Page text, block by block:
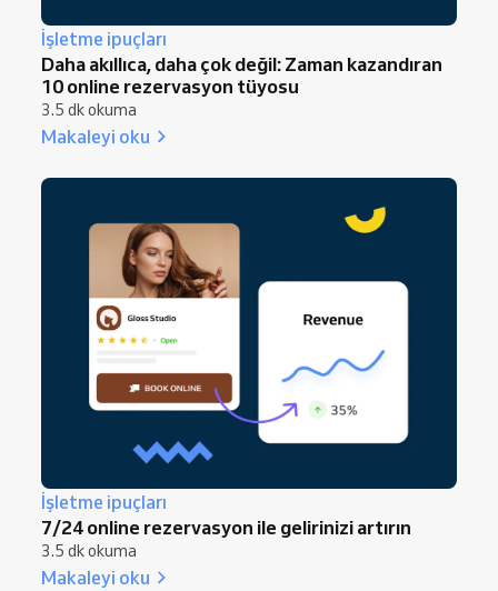
gösterebilirsiniz.
İşletme ipuçları
Daha akıllıca, daha çok değil: Zaman kazandıran
10 online rezervasyon tüyosu
3.5 dk okuma
Makaleyi oku
İşletme ipuçları
7/24 online rezervasyon ile gelirinizi artırın
3.5 dk okuma
Makaleyi oku